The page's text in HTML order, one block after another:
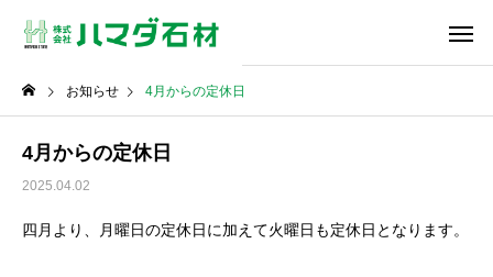
お知らせ 4月からの定休日
4月からの定休日
2025.04.02
四月より、月曜日の定休日に加えて火曜日も定休日となります。